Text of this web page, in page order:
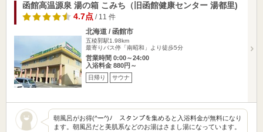
函館高温源泉 湯の箱 こみち（旧函館健康センター 湯都里)
4.7点 / 11 件
北海道 / 函館市
五稜郭駅1.98km
最寄りバス停「南昭和」より徒歩5分
営業時間 0:00～24:00
入浴料金 880円～
日帰り サウナ
朝風呂がお得(^ー^)ﾉ スタンプを集めると入浴料金が無料になり
ます。朝風呂だと美肌系などのお湯はさまし湯になっています。